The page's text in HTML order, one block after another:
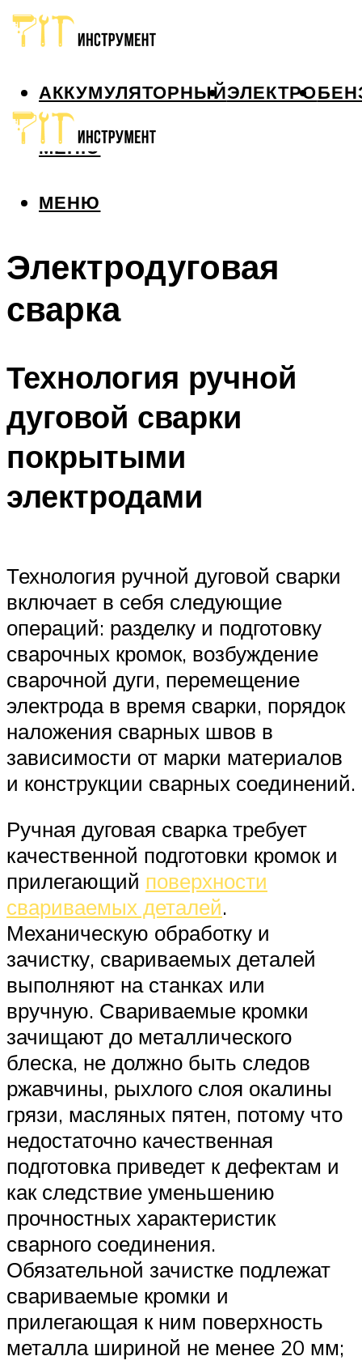
АККУМУЛЯТОРНЫЙЭЛЕКТРО
МЕНЮ
МЕНЮ
Электродуговая
сварка
Технология ручной
дуговой сварки
покрытыми
электродами
Технология ручной дуговой сварки
включает в себя следующие
операций: разделку и подготовку
сварочных кромок, возбуждение
сварочной дуги, перемещение
электрода в время сварки, порядок
наложения сварных швов в
зависимости от марки материалов
и конструкции сварных соединений.
Ручная дуговая сварка требует
качественной подготовки кромок и
прилегающий поверхности
свариваемых деталей.
Механическую обработку и
зачистку, свариваемых деталей
выполняют на станках или
вручную. Свариваемые кромки
зачищают до металлического
блеска, не должно быть следов
ржавчины, рыхлого слоя окалины
грязи, масляных пятен, потому что
недостаточно качественная
подготовка приведет к дефектам и
как следствие уменьшению
прочностных характеристик
сварного соединения.
Обязательной зачистке подлежат
свариваемые кромки и
прилегающая к ним поверхность
металла шириной не менее 20 мм;